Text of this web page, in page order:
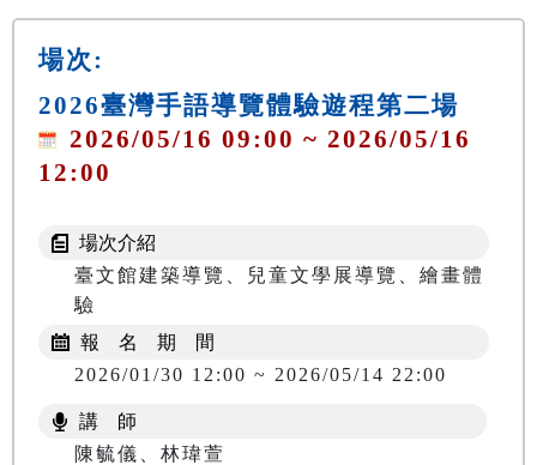
場次:
2026臺灣手語導覽體驗遊程第二場
2026/05/16 09:00 ~ 2026/05/16
12:00
場次介紹
臺文館建築導覽、兒童文學展導覽、繪畫體
驗
報 名 期 間
2026/01/30 12:00 ~ 2026/05/14 22:00
講 師
陳毓儀、林瑋萱